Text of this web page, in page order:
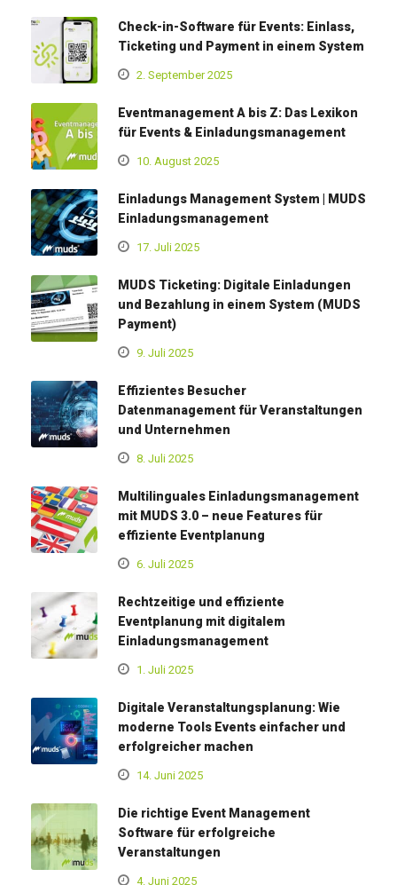
Check-in-Software für Events: Einlass,
Ticketing und Payment in einem System
2. September 2025
Eventmanagement A bis Z: Das Lexikon
für Events & Einladungsmanagement
10. August 2025
Einladungs Management System | MUDS
Einladungsmanagement
17. Juli 2025
MUDS Ticketing: Digitale Einladungen
und Bezahlung in einem System (MUDS
Payment)
9. Juli 2025
Effizientes Besucher
Datenmanagement für Veranstaltungen
und Unternehmen
8. Juli 2025
Multilinguales Einladungsmanagement
mit MUDS 3.0 – neue Features für
effiziente Eventplanung
6. Juli 2025
Rechtzeitige und effiziente
Eventplanung mit digitalem
Einladungsmanagement
1. Juli 2025
Digitale Veranstaltungsplanung: Wie
moderne Tools Events einfacher und
erfolgreicher machen
14. Juni 2025
Die richtige Event Management
Software für erfolgreiche
Veranstaltungen
4. Juni 2025